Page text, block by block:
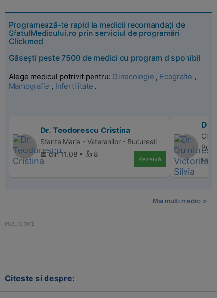
Programează-te rapid la medicii recomandați de
SfatulMedicului.ro prin serviciul de programări
Clickmed
Găsești peste 7500 de medici cu program disponibil
Alege medicul potrivit pentru: Ginecologie , Ecografie ,
Mamografie , Infertilitate .
Dr. Teodorescu Cristina
Sfanta Maria - Veteranilor - Bucuresti
📅 din 11.08 • 👍 8
Rezervă
Dr.
📅
Mai multi medici >
Citeste si despre: